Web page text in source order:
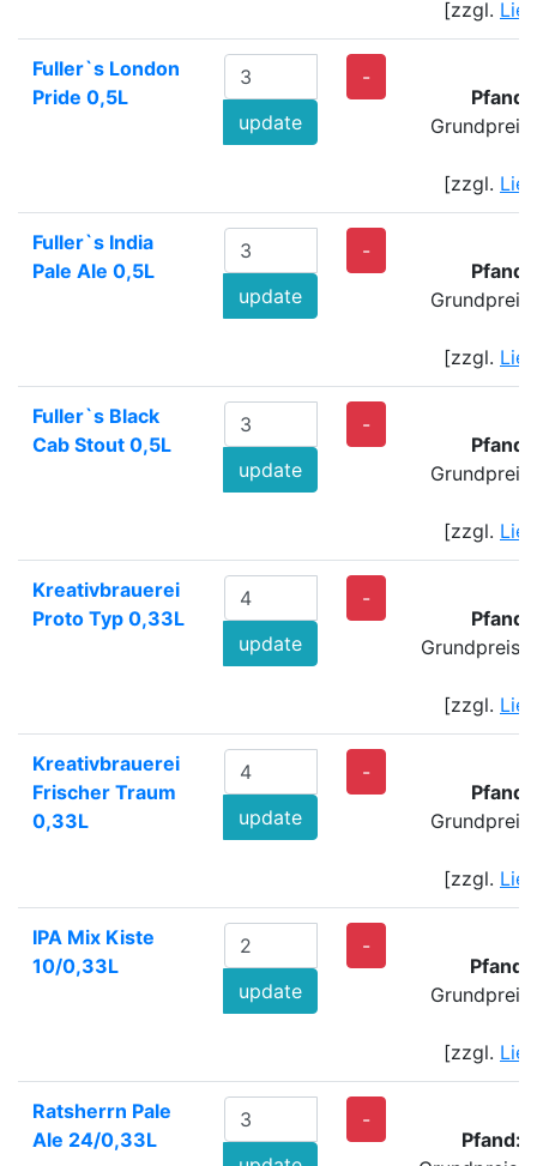
[zzgl.
Fuller`s London
Pride 0,5L
update
-
Pfand:
[zzgl.
Fuller`s India
Pale Ale 0,5L
update
-
Pfand:
[zzgl.
Fuller`s Black
Cab Stout 0,5L
update
-
Pfand:
[zzgl.
Kreativbrauerei
Proto Typ 0,33L
update
-
Pfand:
Grundpreis:
[zzgl.
Kreativbrauerei
Frischer Traum
0,33L
update
-
Pfand:
[zzgl.
IPA Mix Kiste
10/0,33L
update
-
Pfand:
[zzgl.
Ratsherrn Pale
Ale 24/0,33L
-
Pfand: